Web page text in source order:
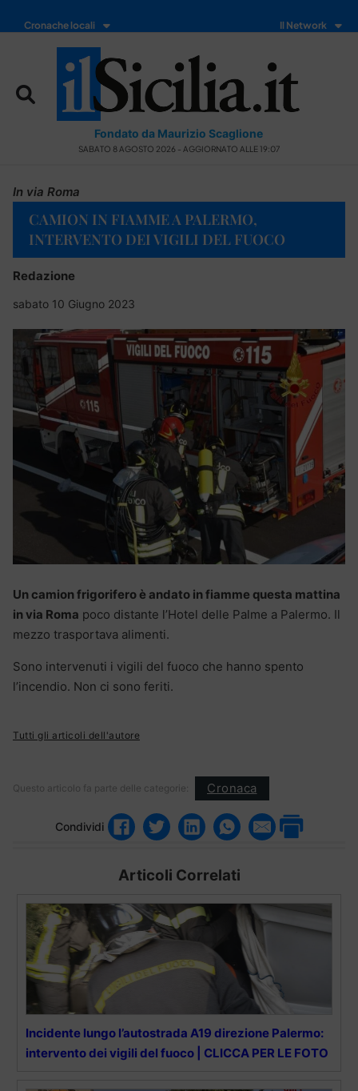
Cronache locali Il Network
Fondato da Maurizio Scaglione
SABATO 8 AGOSTO 2026 - AGGIORNATO ALLE 19:07
In via Roma
CAMION IN FIAMME A PALERMO,
INTERVENTO DEI VIGILI DEL FUOCO
Redazione
sabato 10 Giugno 2023
Un camion frigorifero è andato in fiamme questa mattina
in via Roma poco distante l’Hotel delle Palme a Palermo. Il
mezzo trasportava alimenti.
Sono intervenuti i vigili del fuoco che hanno spento
l’incendio. Non ci sono feriti.
Tutti gli articoli dell'autore
Questo articolo fa parte delle categorie: Cronaca
Condividi
Articoli Correlati
Incidente lungo l’autostrada A19 direzione Palermo:
intervento dei vigili del fuoco | CLICCA PER LE FOTO